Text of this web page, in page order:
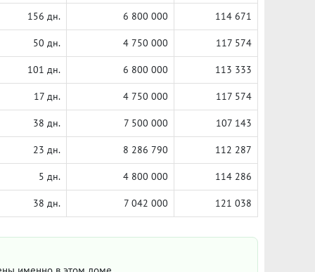
156 дн. 6 800 000 114 671
50 дн. 4 750 000 117 574
101 дн. 6 800 000 113 333
17 дн. 4 750 000 117 574
38 дн. 7 500 000 107 143
23 дн. 8 286 790 112 287
5 дн. 4 800 000 114 286
38 дн. 7 042 000 121 038